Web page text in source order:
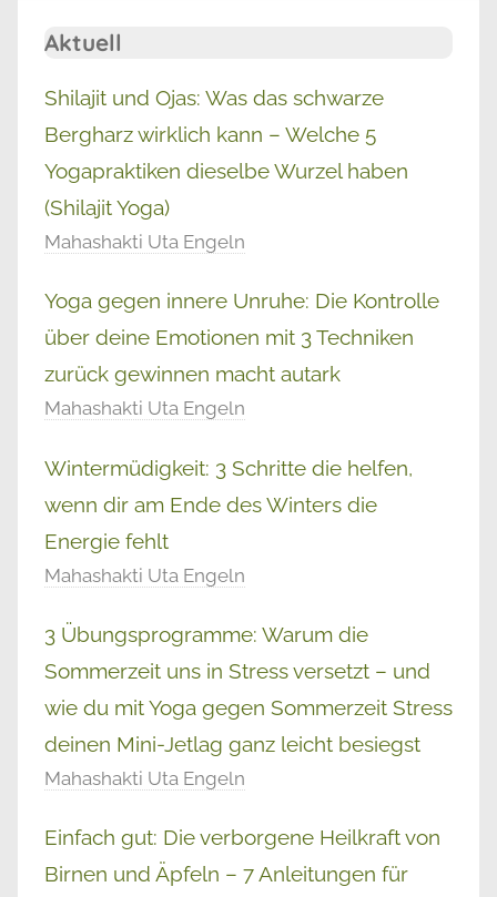
Aktuell
Shilajit und Ojas: Was das schwarze
Bergharz wirklich kann – Welche 5
Yogapraktiken dieselbe Wurzel haben
(Shilajit Yoga)
Mahashakti Uta Engeln
Yoga gegen innere Unruhe: Die Kontrolle
über deine Emotionen mit 3 Techniken
zurück gewinnen macht autark
Mahashakti Uta Engeln
Wintermüdigkeit: 3 Schritte die helfen,
wenn dir am Ende des Winters die
Energie fehlt
Mahashakti Uta Engeln
3 Übungsprogramme: Warum die
Sommerzeit uns in Stress versetzt – und
wie du mit Yoga gegen Sommerzeit Stress
deinen Mini-Jetlag ganz leicht besiegst
Mahashakti Uta Engeln
Einfach gut: Die verborgene Heilkraft von
Birnen und Äpfeln – 7 Anleitungen für